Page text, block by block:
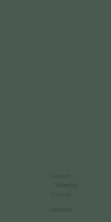
Deutsch
Sprache
English
Deutsch